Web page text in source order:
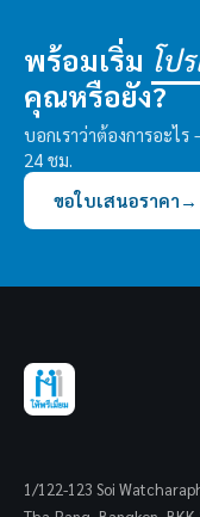
พร้อมเริ่ม โป
คุณหรือยัง?
บอกเราว่าต้องการอะไ
24 ชม.
ขอใบเสนอราคา →
1/122-123 Soi